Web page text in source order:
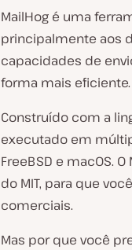
MailHog é uma
principalmente aos
capacidades de
forma mais eficiente.
Construído com a
executado em
FreeBSD e macOS.
do MIT, para que
comerciais.
Mas por que você